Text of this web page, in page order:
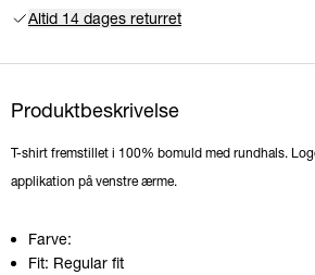
Altid 14 dages returret
Produktbeskrivelse
T-shirt fremstillet i 100% bomuld med rundhals.
applikation på venstre ærme.
Farve:
Fit: Regular fit